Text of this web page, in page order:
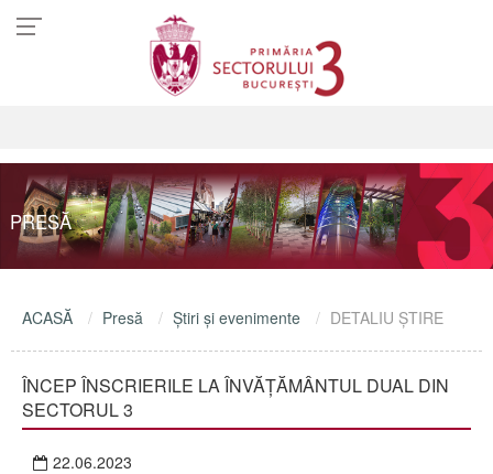
PRESĂ
ACASĂ Presă Ştiri şi evenimente DETALIU ŞTIRE
ÎNCEP ÎNSCRIERILE LA ÎNVĂȚĂMÂNTUL DUAL DIN
SECTORUL 3
22.06.2023